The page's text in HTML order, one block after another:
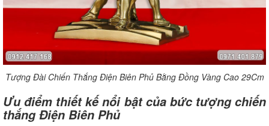
Tượng Đài Chiến Thắng Điện Biên Phủ Bằng Đồng Vàng Cao 29Cm
Ưu điểm thiết kế nổi bật của bức tượng chiến
thắng Điện Biên Phủ